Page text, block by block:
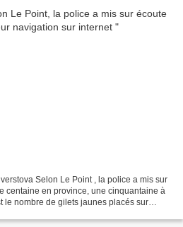
Selon Le Point , la police a mis sur
centaine en province, une cinquantaine à
le nombre de gilets jaunes placés sur